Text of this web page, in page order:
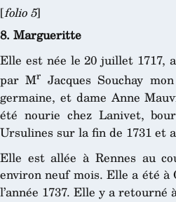
[folio 5]
8. Margueritte
Elle est née le 20 juillet 1717,
par Mr Jacques Souchay
germaine, et dame Anne
été nourie chez Lanivet,
Ursulines sur la fin de 1731 et
Elle est allée à Rennes au
environ neuf mois. Elle a été
l’année 1737. Elle y a retourné